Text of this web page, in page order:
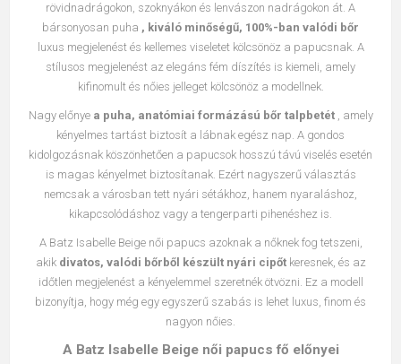
rövidnadrágokon, szoknyákon és lenvászon nadrágokon át. A
bársonyosan puha , kiváló minőségű, 100%-ban valódi bőr
luxus megjelenést és kellemes viseletet kölcsönöz a papucsnak. A
stílusos megjelenést az elegáns fém díszítés is kiemeli, amely
kifinomult és nőies jelleget kölcsönöz a modellnek.
Nagy előnye a puha, anatómiai formázású bőr talpbetét, amely
kényelmes tartást biztosít a lábnak egész nap. A gondos
kidolgozásnak köszönhetően a papucsok hosszú távú viselés esetén
is magas kényelmet biztosítanak. Ezért nagyszerű választás
nemcsak a városban tett nyári sétákhoz, hanem nyaraláshoz,
kikapcsolódáshoz vagy a tengerparti pihenéshez is.
A Batz Isabelle Beige női papucs azoknak a nőknek fog tetszeni,
akik divatos, valódi bőrből készült nyári cipőtkeresnek, és az
időtlen megjelenést a kényelemmel szeretnék ötvözni. Ez a modell
bizonyítja, hogy még egy egyszerű szabás is lehet luxus, finom és
nagyon nőies.
A Batz Isabelle Beige női papucs fő előnyei